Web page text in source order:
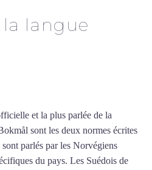
la langue
et la plus parlée de la
sont les deux normes écrites
parlés par les Norvégiens
du pays. Les Suédois de